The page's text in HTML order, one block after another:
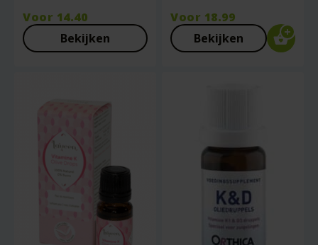
Voor 14.40
Bekijken
Voor 18.99
Bekijken